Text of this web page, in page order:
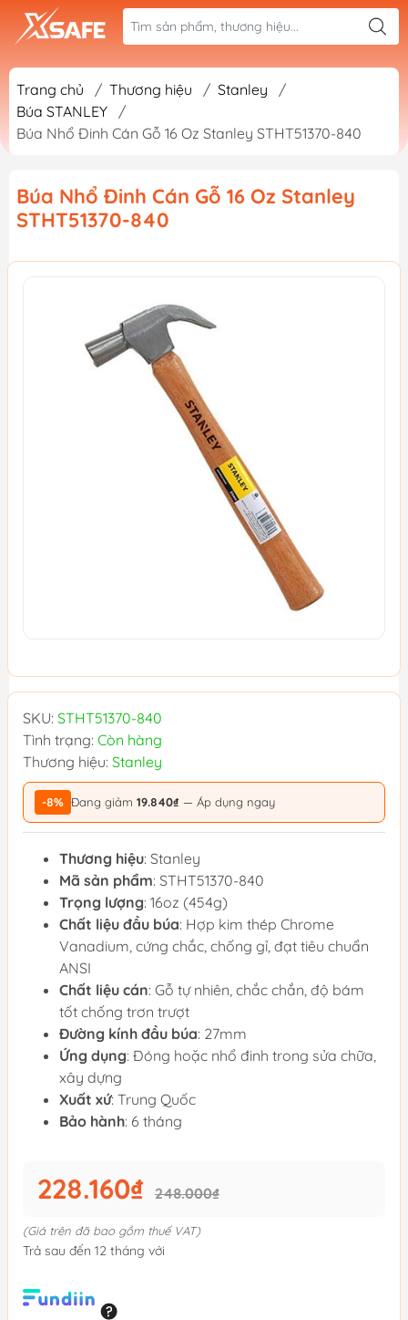
Trang chủ / Thương hiệu / Stanley
/
Búa STANLEY
/
Búa Nhổ Đinh Cán Gỗ 16 Oz Stanley STHT51370-840
Búa Nhổ Đinh Cán Gỗ 16 Oz Stanley
STHT51370-840
SKU: STHT51370-840
Tình trạng: Còn hàng
Thương hiệu: Stanley
-8% Đang giảm 19.840₫ — Áp dụng ngay
Thương hiệu: Stanley
Mã sản phẩm: STHT51370-840
Trọng lượng: 16oz (454g)
Chất liệu đầu búa: Hợp kim thép Chrome
Vanadium, cứng chắc, chống gỉ, đạt tiêu chuẩn
ANSI
Chất liệu cán: Gỗ tự nhiên, chắc chắn, độ bám
tốt chống trơn trượt
Đường kính đầu búa: 27mm
Ứng dụng: Đóng hoặc nhổ đinh trong sửa chữa,
xây dựng
Xuất xứ: Trung Quốc
Bảo hành: 6 tháng
228.160₫ 248.000₫
(Giá trên đã bao gồm thuế VAT)
Trả sau đến 12 tháng với